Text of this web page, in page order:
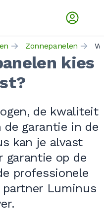
Zonnepanelen
kies
de kwaliteit
de garantie in de
kan je alvast
garantie op de
professionele
partner Luminus